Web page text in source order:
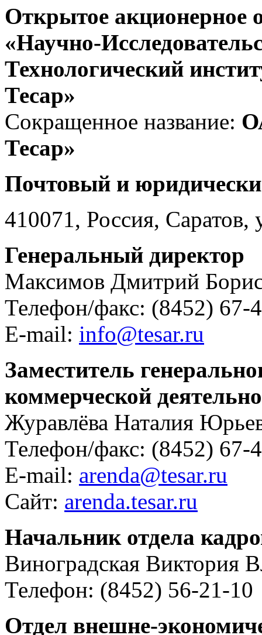
Открытое акционерное
«Научно-
Технологический
Тесар»
Сокращенное название:
Тесар»
Почтовый и
410071, Россия,
Генеральный директор
Максимов Дмитрий
Телефон/факс: (8452) 67-
E-mail: info@tesar.ru
Заместитель
коммерческой
Журавлёва Наталия
Телефон/факс: (8452) 67-
E-mail: arenda@tesar.ru
Сайт: arenda.tesar.ru
Начальник отдела
Виноградская Виктория
Телефон: (8452) 56-21-10
Отдел внешне-